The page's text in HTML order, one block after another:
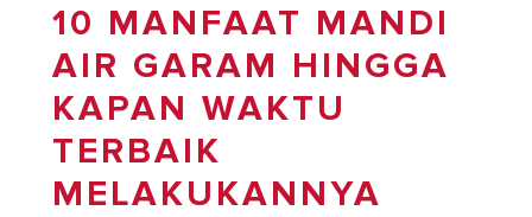
10 MANFAAT MANDI
AIR GARAM HINGGA
KAPAN WAKTU
TERBAIK
MELAKUKANNYA